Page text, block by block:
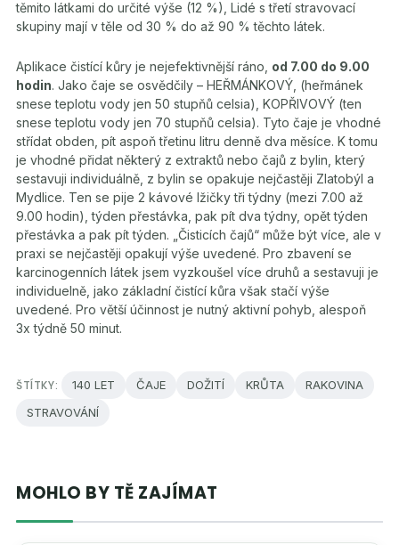
těmito látkami do určité výše (12 %), Lidé s třetí stravovací
skupiny mají v těle od 30 % do až 90 % těchto látek.
Aplikace čistící kůry je nejefektivnější ráno, od 7.00 do 9.00
hodin. Jako čaje se osvědčily – HEŘMÁNKOVÝ, (heřmánek
snese teplotu vody jen 50 stupňů celsia), KOPŘIVOVÝ (ten
snese teplotu vody jen 70 stupňů celsia). Tyto čaje je vhodné
střídat obden, pít aspoň třetinu litru denně dva měsíce. K tomu
je vhodné přidat některý z extraktů nebo čajů z bylin, který
sestavuji individuálně, z bylin se opakuje nejčastěji Zlatobýl a
Mydlice. Ten se pije 2 kávové lžičky tři týdny (mezi 7.00 až
9.00 hodin), týden přestávka, pak pít dva týdny, opět týden
přestávka a pak pít týden. „Čisticích čajů“ může být více, ale v
praxi se nejčastěji opakují výše uvedené. Pro zbavení se
karcinogenních látek jsem vyzkoušel více druhů a sestavuji je
individuelně, jako základní čistící kůra však stačí výše
uvedené. Pro větší účinnost je nutný aktivní pohyb, alespoň
3x týdně 50 minut.
ŠTÍTKY: 140 LET ČAJE DOŽITÍ KRŮTA
RAKOVINA
STRAVOVÁNÍ
MOHLO BY TĚ ZAJÍMAT